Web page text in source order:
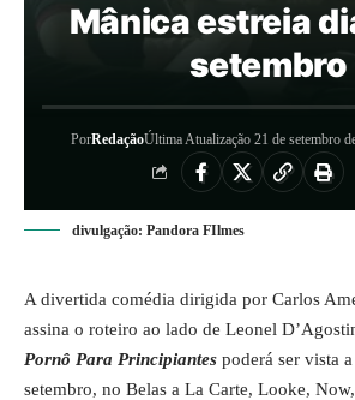
Mânica estreia
setembro
PorRedaçãoÚltima Atualização 21 de setembro
divulgação: Pandora FIlmes
A divertida comédia dirigida por Carlos
assina o roteiro ao lado de Leonel
Pornô Para Principiantes poderá ser vista
setembro, no Belas a La Carte, Looke,